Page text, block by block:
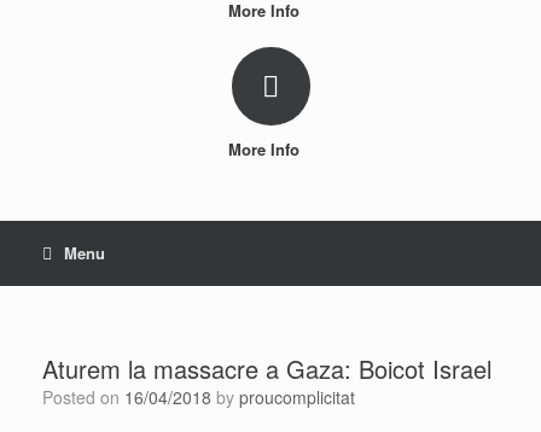
More Info
More Info
Menu
Aturem la massacre a Gaza: Boicot Israel
Posted on 16/04/2018 by proucomplicitat